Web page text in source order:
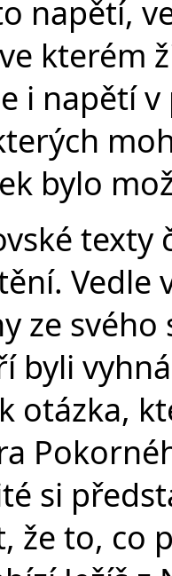
napětí,
kterém
i napětí
bylo
ze
byli
otázka,
si
že to, co